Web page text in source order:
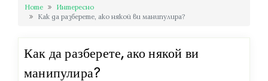
Home
Интересно
Как да разберете, ако някой ви манипулира?
Как да разберете, ако някой ви
манипулира?